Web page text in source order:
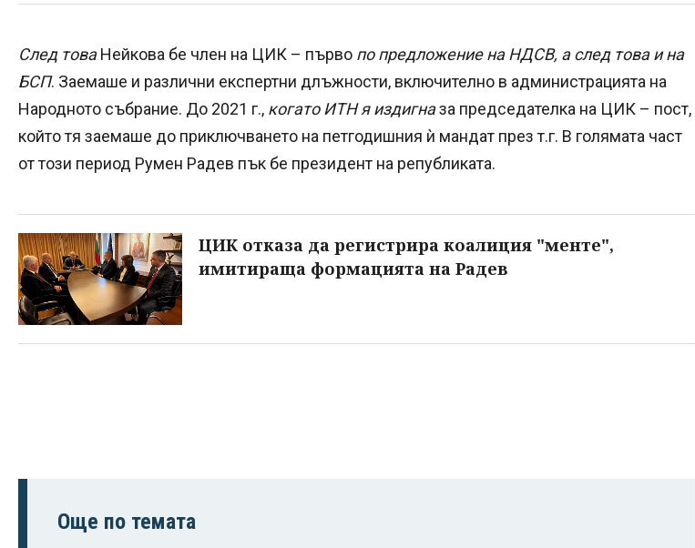
След товаНейкова бе член на ЦИК – първо по предложение на НДСВ, а след това и на
БСП. Заемаше и различни експертни длъжности, включително в администрацията на
Народното събрание. До 2021 г., когато ИТН я издигназа председателка на ЦИК – пост,
който тя заемаше до приключването на петгодишния ѝ мандат през т.г. В голямата част
от този период Румен Радев пък бе президент на републиката.
ЦИК отказа да регистрира коалиция "менте",
имитираща формацията на Радев
Още по темата